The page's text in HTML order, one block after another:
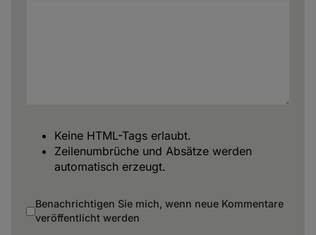
Keine HTML-Tags erlaubt.
Zeilenumbrüche und Absätze werden
automatisch erzeugt.
Benachrichtigen Sie mich, wenn neue Kommentare
veröffentlicht werden